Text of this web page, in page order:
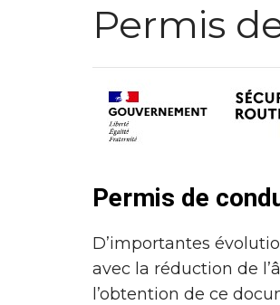
Permis
Permis de
D’importantes
avec la réduction de
l’obtention de ce